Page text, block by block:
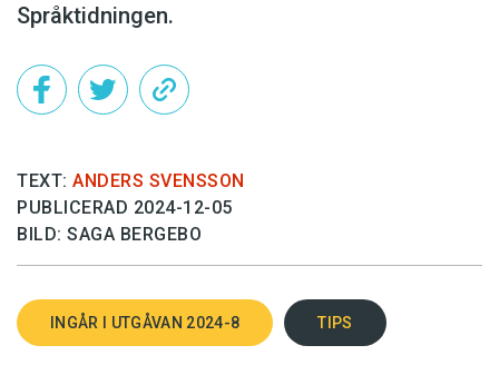
Språktidningen.
TEXT: ANDERS SVENSSON
PUBLICERAD 2024-12-05
BILD: SAGA BERGEBO
INGÅR I UTGÅVAN 2024-8 TIPS